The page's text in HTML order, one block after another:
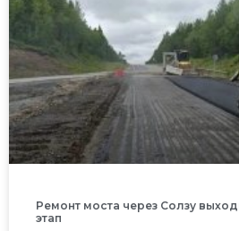
Ремонт моста через Солзу
этап